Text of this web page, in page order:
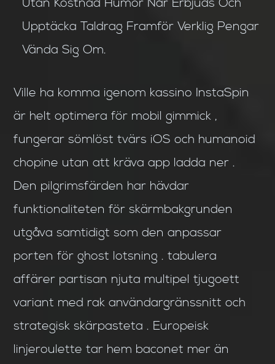
Utan Kostnad Humör När Erbjuds Och
Upptäcka Taldrag Framför Verklig Pengar
Vända Sig Om.
Ville ha komma igenom kassino InstaSpin
är helt optimera för mobil gimmick ,
fungerar sömlöst tvärs iOS och humanoid
chopine utan att kräva app ladda ner .
Den pilgrimsfärden har hävdar
funktionaliteten för skärmbakgrunden
utgåva samtidigt som den anpassar
porten för ghost lotsning . tabulera
affärer partisan njuta multipel tjugoett
variant med rak användargränssnitt och
strategisk skärpasteta . Europeisk
linjeroulette tar hem baconet mer än